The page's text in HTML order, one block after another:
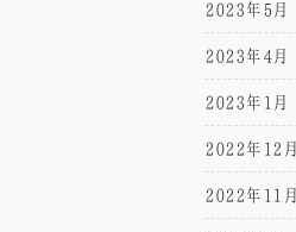
2023年5月
2023年4月
2023年1月
2022年12月
2022年11月